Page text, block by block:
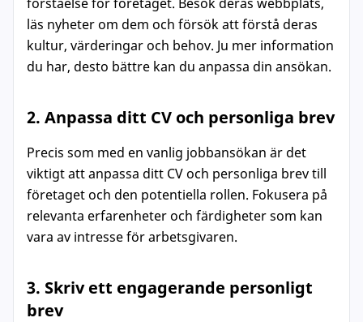
läs nyheter om dem och försök att förstå deras
kultur, värderingar och behov. Ju mer information
du har, desto bättre kan du anpassa din ansökan.
2. Anpassa ditt CV och personliga brev
Precis som med en vanlig jobbansökan är det
viktigt att anpassa ditt CV och personliga brev till
företaget och den potentiella rollen. Fokusera på
relevanta erfarenheter och färdigheter som kan
vara av intresse för arbetsgivaren.
3. Skriv ett engagerande personligt
brev